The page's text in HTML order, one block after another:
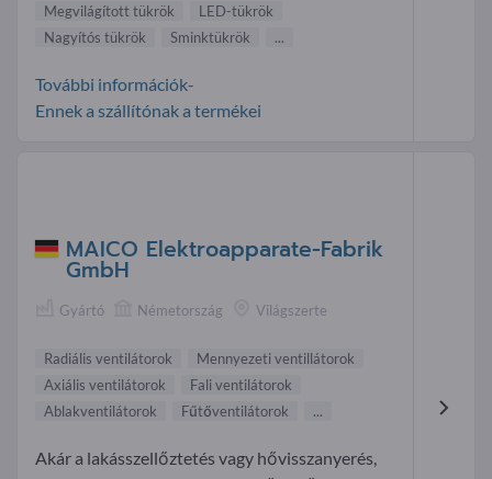
Megvilágított tükrök
LED-tükrök
Nagyítós tükrök
Sminktükrök ...
További információk-
Ennek a szállítónak a termékei
MAICO Elektroapparate-Fabrik
GmbH
Gyártó Németország Világszerte
Radiális ventilátorok
Mennyezeti ventillátorok
Axiális ventilátorok
Fali ventilátorok
Ablakventilátorok
Fűtőventilátorok ...
Akár a lakásszellőztetés vagy hővisszanyerés,